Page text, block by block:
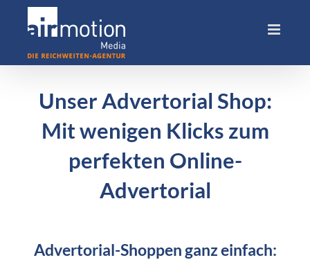
Unser Advertorial Shop:
Mit wenigen Klicks zum
perfekten Online-
Advertorial
Advertorial-Shoppen ganz einfach: